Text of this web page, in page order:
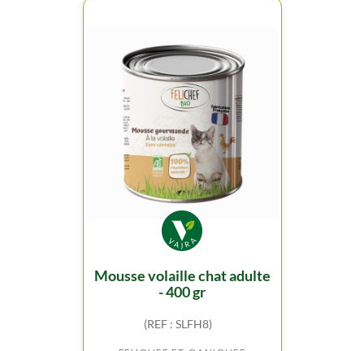
mousse volaille chat adulte
- 400 gr
(REF : SLFH8)